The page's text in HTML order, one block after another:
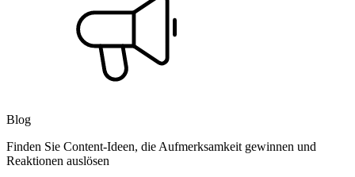
Blog
Finden Sie Content-Ideen, die Aufmerksamkeit gewinnen und
Reaktionen auslösen